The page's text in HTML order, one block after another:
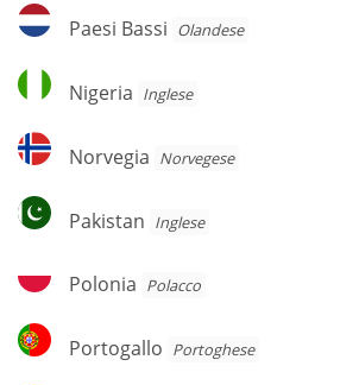
Paesi
Bassi
Paesi Bassi Olandese
Nigeria
Nigeria Inglese
Norvegia
Norvegia Norvegese
Pakistan
Pakistan Inglese
Polonia
Polonia Polacco
Portogallo
Portogallo Portoghese